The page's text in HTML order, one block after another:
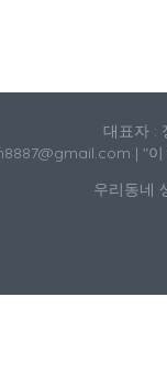
대표자 :
| "
우리동네